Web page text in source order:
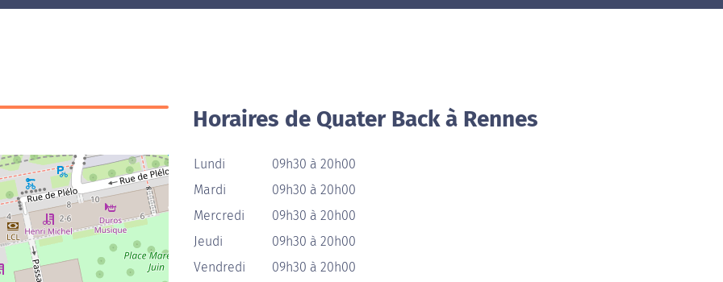
Horaires de Quater Back à Rennes
Lundi
09h30 à 20h00
Mardi
09h30 à 20h00
Mercredi
09h30 à 20h00
Jeudi
09h30 à 20h00
Vendredi
09h30 à 20h00